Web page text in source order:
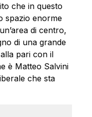
che in questo
spazio enorme
di centro,
di una grande
pari con il
è Matteo Salvini
che sta